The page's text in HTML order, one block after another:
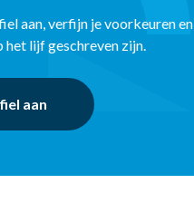
aan, verfijn je voorkeuren en
het lijf geschreven zijn.
aan